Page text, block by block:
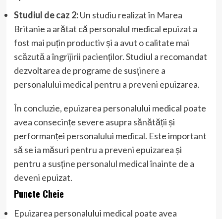
Studiul de caz 2:Un studiu realizat în Marea
Britanie a arătat că personalul medical epuizat a
fost mai puțin productiv și a avut o calitate mai
scăzută a îngrijirii pacienților. Studiul a recomandat
dezvoltarea de programe de susținere a
personalului medical pentru a preveni epuizarea.
În concluzie, epuizarea personalului medical poate
avea consecințe severe asupra sănătății și
performanței personalului medical. Este important
să se ia măsuri pentru a preveni epuizarea și
pentru a susține personalul medical înainte de a
deveni epuizat.
Puncte Cheie
Epuizarea personalului medical poate avea